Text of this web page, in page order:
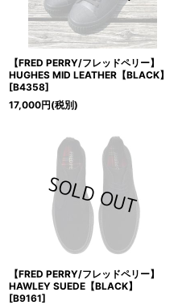
【FRED PERRY/フレッドペリー】
HUGHES MID LEATHER【BLACK】
[B4358]
17,000円(税別)
【FRED PERRY/フレッドペリー】
HAWLEY SUEDE【BLACK】
[B9161]